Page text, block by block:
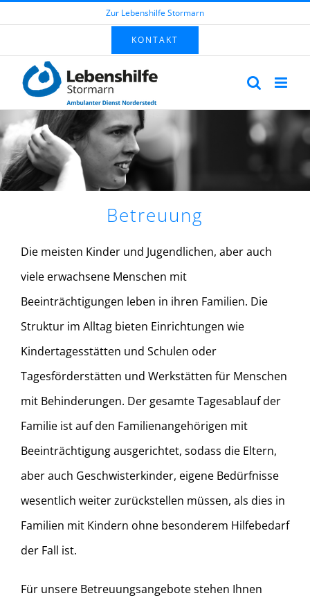
springen
Zur Lebenshilfe Stormarn
KONTAKT
Betreuung
Die meisten Kinder und Jugendlichen, aber auch
viele erwachsene Menschen mit
Beeinträchtigungen leben in ihren Familien. Die
Struktur im Alltag bieten Einrichtungen wie
Kindertagesstätten und Schulen oder
Tagesförderstätten und Werkstätten für Menschen
mit Behinderungen. Der gesamte Tagesablauf der
Familie ist auf den Familienangehörigen mit
Beeinträchtigung ausgerichtet, sodass die Eltern,
aber auch Geschwisterkinder, eigene Bedürfnisse
wesentlich weiter zurückstellen müssen, als dies in
Familien mit Kindern ohne besonderem Hilfebedarf
der Fall ist.
Für unsere Betreuungsangebote stehen Ihnen